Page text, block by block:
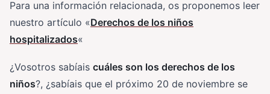
Para una información relacionada, os proponemos leer
nuestro artículo «Derechos de los niños
hospitalizados«
¿Vosotros sabíais cuáles son los derechos de los
niños?, ¿sabíais que el próximo 20 de noviembre se